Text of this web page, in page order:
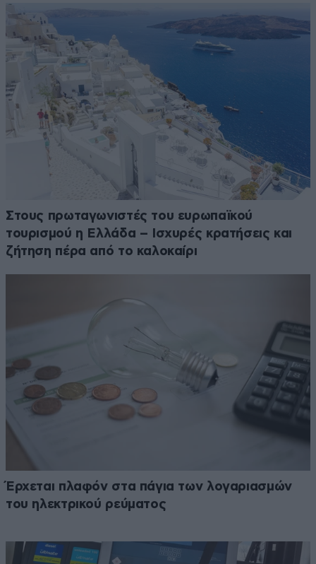
Στους πρωταγωνιστές του ευρωπαϊκού
τουρισμού η Ελλάδα – Ισχυρές κρατήσεις και
ζήτηση πέρα από το καλοκαίρι
Έρχεται πλαφόν στα πάγια των λογαριασμών
του ηλεκτρικού ρεύματος